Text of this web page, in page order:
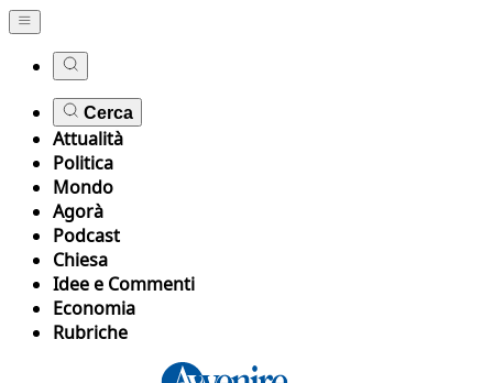
Cerca
Attualità
Politica
Mondo
Agorà
Podcast
Chiesa
Idee e Commenti
Economia
Rubriche